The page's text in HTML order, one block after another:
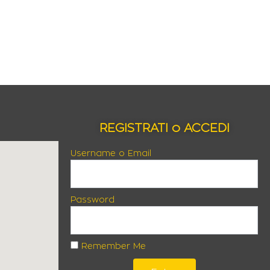
REGISTRATI o ACCEDI
Username o Email
Password
Remember Me